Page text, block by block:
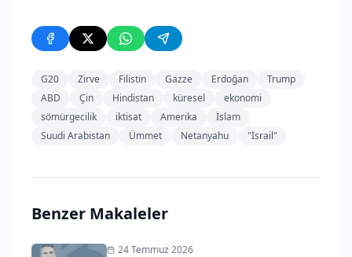
G20 Zirve Filistin Gazze Erdoğan
Trump
ABD
Çin Hindistan küresel
ekonomi
sömürgecilik
iktisat Amerika
İslam
Suudi Arabistan
Ümmet Netanyahu "İsrail"
Benzer Makaleler
24 Temmuz 2026